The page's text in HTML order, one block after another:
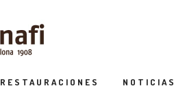
RESTAURACIONES NOTICIAS